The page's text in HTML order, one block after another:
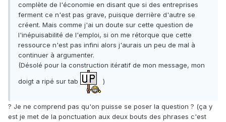
complète de l'économie en disant que si des entreprises
ferment ce n'est pas grave, puisque derrière d'autre se
créent. Mais comme j'ai un doute sur cette question de
l'inépuisabilité de l'emploi, si on me rétorque que cette
ressource n'est pas infini alors j'aurais un peu de mal à
continuer à argumenter.
(Désolé pour la construction itératif de mon message, mon
doigt a ripé sur tab
)
? Je ne comprend pas qu'on puisse se poser la question ? (ça y
est je met de la ponctuation aux deux bouts des phrases c'est